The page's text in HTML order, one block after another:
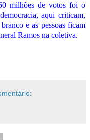
milhões de votos foi o
aqui criticam,
e as pessoas ficam
Ramos na coletiva.